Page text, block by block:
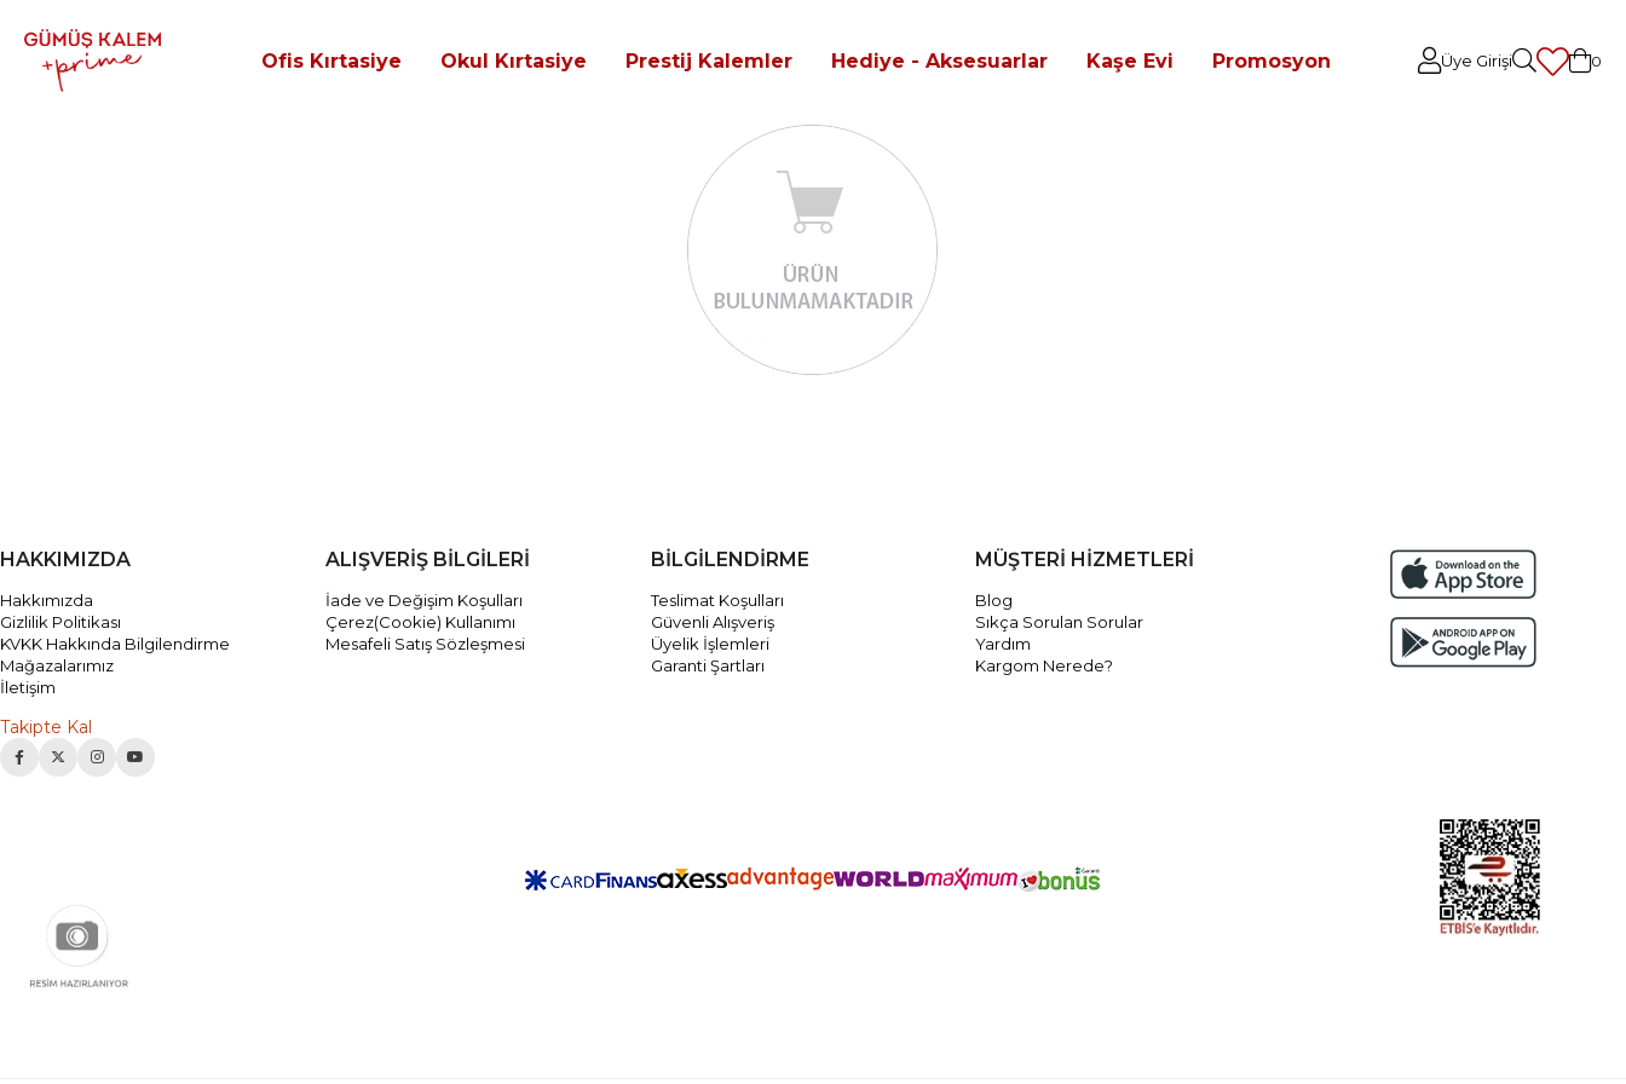
Ofis Kırtasiye Okul Kırtasiye Prestij Kalemler Hediye - Aksesuarlar Kaşe Evi Promosyon Üye Girişi 0
HAKKIMIZDA
Hakkımızda
Gizlilik Politikası
KVKK Hakkında Bilgilendirme
Mağazalarımız
İletişim
Takipte Kal
ALIŞVERİŞ BİLGİLERİ
İade ve Değişim Koşulları
Çerez(Cookie) Kullanımı
Mesafeli Satış Sözleşmesi
BİLGİLENDİRME
Teslimat Koşulları
Güvenli Alışveriş
Üyelik İşlemleri
Garanti Şartları
MÜŞTERİ HİZMETLERİ
Blog
Sıkça Sorulan Sorular
Yardım
Kargom Nerede?